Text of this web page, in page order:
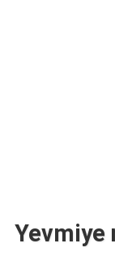
Yevmiye